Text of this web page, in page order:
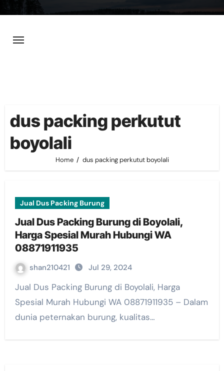
content
dus packing perkutut
boyolali
Home dus packing perkutut boyolali
Jual Dus Packing Burung
Jual Dus Packing Burung di Boyolali,
Harga Spesial Murah Hubungi WA
08871911935
shan210421 Jul 29, 2024
Jual Dus Packing Burung di Boyolali, Harga
Spesial Murah Hubungi WA 08871911935 – Dalam
dunia peternakan burung, kualitas…